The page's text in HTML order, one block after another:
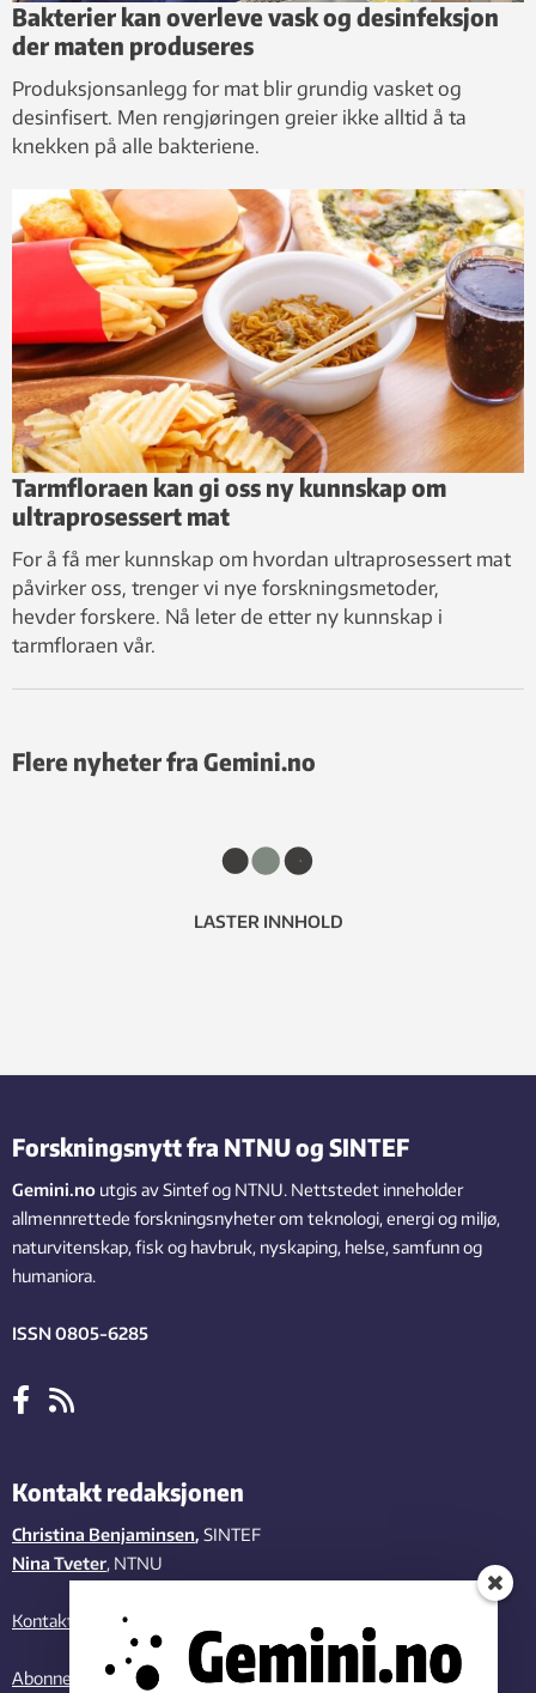
Bakterier kan overleve vask og desinfeksjon
der maten produseres
Produksjonsanlegg for mat blir grundig vasket og
desinfisert. Men rengjøringen greier ikke alltid å ta
knekken på alle bakteriene.
Tarmfloraen kan gi oss ny kunnskap om
ultraprosessert mat
For å få mer kunnskap om hvordan ultraprosessert mat
påvirker oss, trenger vi nye forskningsmetoder,
hevder forskere. Nå leter de etter ny kunnskap i
tarmfloraen vår.
Flere nyheter fra Gemini.no
LASTER INNHOLD
Forskningsnytt fra NTNU og SINTEF
Gemini.no utgis av Sintef og NTNU. Nettstedet inneholder
allmennrettede forskningsnyheter om teknologi, energi og miljø,
naturvitenskap, fisk og havbruk, nyskaping, helse, samfunn og
humaniora.
ISSN 0805-6285
Kontakt redaksjonen
Christina Benjaminsen, SINTEF
Nina Tveter, NTNU
Kontakt oss
Abonner på vårt nyhetsbrev